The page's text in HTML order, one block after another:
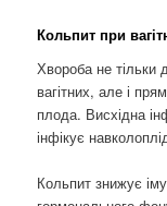
Кольпит при
Хвороба не тільки
вагітних, але і
плода. Висхідна
інфікує
Кольпит знижує